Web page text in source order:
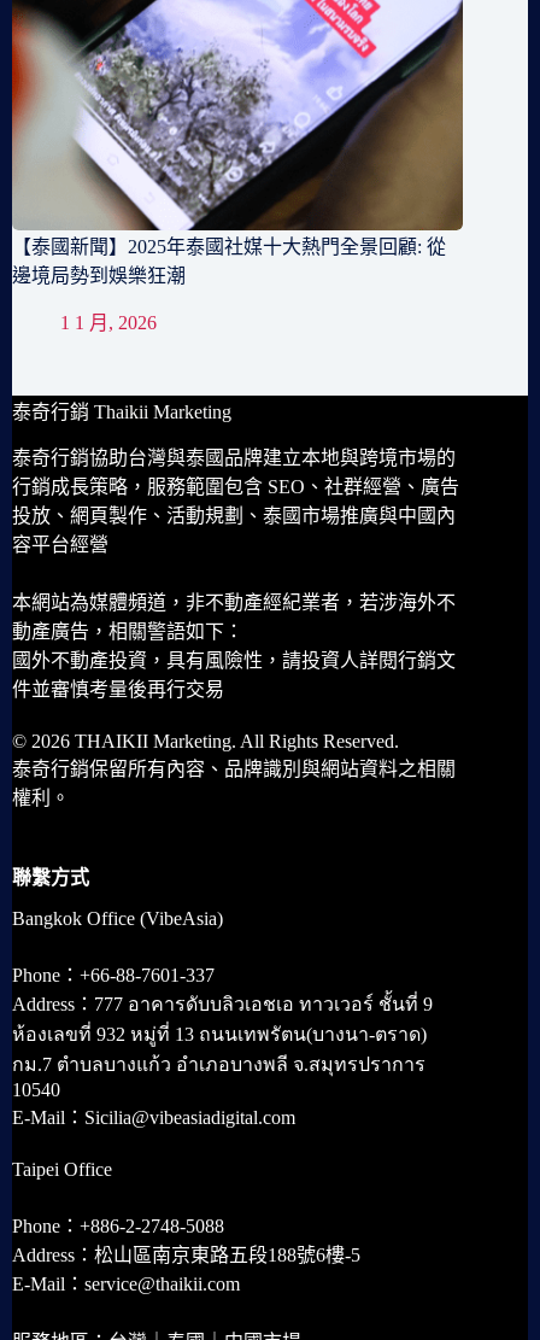
【泰國新聞】2025年泰國社媒十大熱門全景回顧: 從
邊境局勢到娛樂狂潮
1 1 月, 2026
泰奇行銷 Thaikii Marketing
泰奇行銷協助台灣與泰國品牌建立本地與跨境市場的
行銷成長策略，服務範圍包含 SEO、社群經營、廣告
投放、網頁製作、活動規劃、泰國市場推廣與中國內
容平台經營
本網站為媒體頻道，非不動產經紀業者，若涉海外不
動產廣告，相關警語如下：
國外不動產投資，具有風險性，請投資人詳閱行銷文
件並審慎考量後再行交易
© 2026 THAIKII Marketing. All Rights Reserved.
泰奇行銷保留所有內容、品牌識別與網站資料之相關
權利。
聯繫方式
Bangkok Office (VibeAsia)
Phone：+66-88-7601-337
Address：777 อาคารดับบลิวเอชเอ ทาวเวอร์ ชั้นที่ 9
ห้องเลขที่ 932 หมู่ที่ 13 ถนนเทพรัตน(บางนา-ตราด)
กม.7 ตำบลบางแก้ว อำเภอบางพลี จ.สมุทรปราการ
10540
E-Mail：Sicilia@vibeasiadigital.com
Taipei Office
Phone：+886-2-2748-5088
Address：松山區南京東路五段188號6樓-5
E-Mail：service@thaikii.com